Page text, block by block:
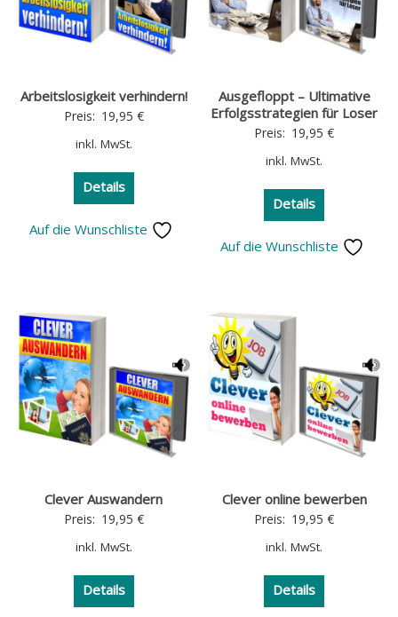
Arbeitslosigkeit verhindern!
Preis: 19,95 €
inkl. MwSt.
Details
Auf die Wunschliste
Ausgefloppt – Ultimative
Erfolgsstrategien für Loser
Preis: 19,95€
inkl. MwSt.
Details
Auf die Wunschliste
Clever Auswandern
Preis: 19,95 €
inkl. MwSt.
Details
Clever online bewerben
Preis: 19,95€
inkl. MwSt.
Details